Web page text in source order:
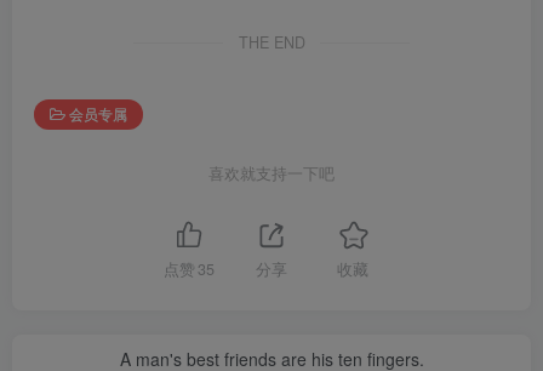
THE END
会员专属
喜欢就支持一下吧
点赞 35 分享 收藏
A man's best friends are his ten fingers.